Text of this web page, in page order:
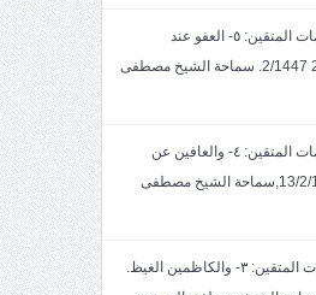
خطبة الجمعة: سمات المتقين: ٥- العفو عند
المقدرة. بتاريخ 27 2/1447. سماحة الشيخ مصطفى
خطبة الجمعة: سمات المتقين: ٤- والعافين عن
الناس.بتاريخ13/2/1447,سماحة الشيخ مصطفى
خطبة الجمعةسمات المتقين: ٣- والكاظمين الغيظ.